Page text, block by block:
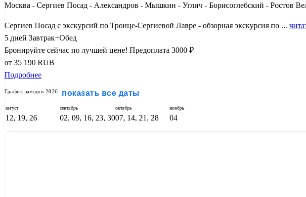
Москва - Сергиев Посад - Александров - Мышкин - Углич - Борисоглебский - Ростов
Сергиев Посад с экскурсий по Троице-Сергиевой Лавре - обзорная экскурсия по ...
5 дней Завтрак+Обед
Бронируйте сейчас по лучшей цене! Предоплата 3000 ₽
от 35 190 RUB
Подробнее
График заездов 2026: показать все даты
август
12, 19, 26
сентябрь
02, 09, 16, 23, 30
октябрь
07, 14, 21, 28
ноябрь
04